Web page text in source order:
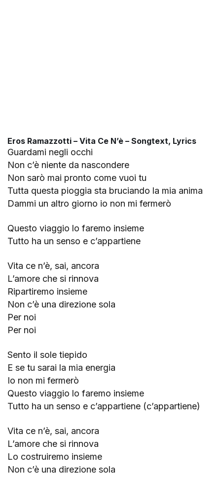
Eros Ramazzotti – Vita Ce N’è – Songtext, Lyrics
Guardami negli occhi
Non c’è niente da nascondere
Non sarò mai pronto come vuoi tu
Tutta questa pioggia sta bruciando la mia anima
Dammi un altro giorno io non mi fermerò
Questo viaggio lo faremo insieme
Tutto ha un senso e c’appartiene
Vita ce n’è, sai, ancora
L’amore che si rinnova
Ripartiremo insieme
Non c’è una direzione sola
Per noi
Per noi
Sento il sole tiepido
E se tu sarai la mia energia
Io non mi fermerò
Questo viaggio lo faremo insieme
Tutto ha un senso e c’appartiene (c’appartiene)
Vita ce n’è, sai, ancora
L’amore che si rinnova
Lo costruiremo insieme
Non c’è una direzione sola